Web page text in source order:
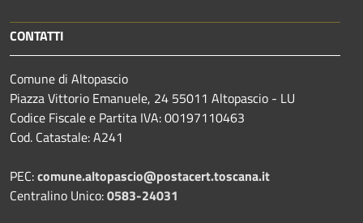
CONTATTI
Comune di Altopascio
Piazza Vittorio Emanuele, 24 55011 Altopascio - LU
Codice Fiscale e Partita IVA: 00197110463
Cod. Catastale: A241
PEC:comune.altopascio@postacert.toscana.it
Centralino Unico:0583-24031